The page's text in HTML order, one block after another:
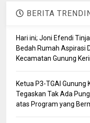
BERITA
Hari ini; Joni Efendi
Bedah Rumah Aspirasi
Kecamatan Gunung
Ketua P3-TGAI Gunung
Tegaskan Tak Ada
atas Program yang